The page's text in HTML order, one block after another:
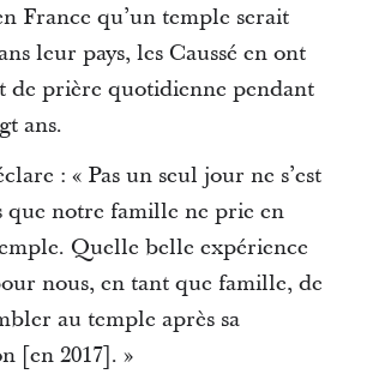
France qu’un temple serait
leur pays, les Caussé en ont
de prière quotidienne pendant
ans.
: « Pas un seul jour ne s’est
que notre famille ne prie en
Quelle belle expérience
nous, en tant que famille, de
au temple après sa
[en 2017]. »